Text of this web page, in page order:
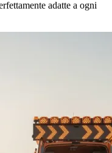
adatte a ogni